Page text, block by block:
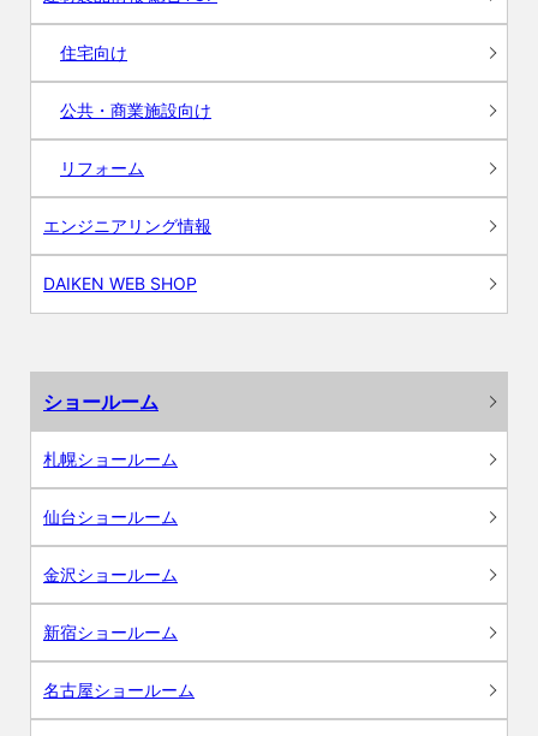
住宅向け
公共・商業施設向け
リフォーム
エンジニアリング情報
DAIKEN WEB SHOP
ショールーム
札幌ショールーム
仙台ショールーム
金沢ショールーム
新宿ショールーム
名古屋ショールーム